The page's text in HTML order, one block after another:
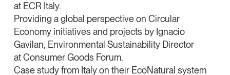
at ECR Italy.
Providing a global perspective on Circular
Economy initiatives and projects by Ignacio
Gavilan, Environmental Sustainability Director
atConsumer Goods Forum.
Case study from Italy on their EcoNatural system